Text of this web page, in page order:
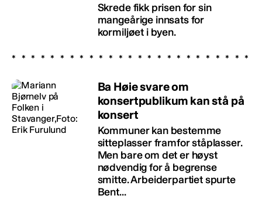
Skrede fikk prisen for sin
mangeårige innsats for
kormiljøet i byen.
Ba Høie svare om
konsertpublikum kan stå på
konsert
Kommuner kan bestemme
sitteplasser framfor ståplasser.
Men bare om det er høyst
nødvendig for å begrense
smitte. Arbeiderpartiet spurte
Bent...